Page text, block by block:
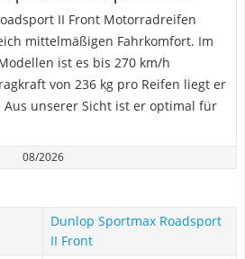
II Front Motorradreifen
mittelmäßigen Fahrkomfort. Im
ist es bis 270 km/h
von 236 kg pro Reifen liegt er
unserer Sicht ist er optimal für
08/2026
Dunlop Sportmax Roadsport
II Front